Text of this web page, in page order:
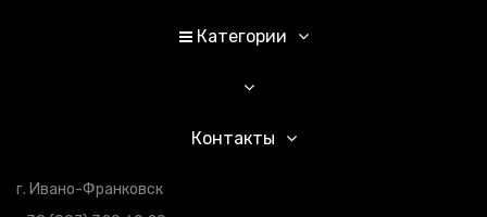
Категории
Контакты
г. Ивано-Франковск